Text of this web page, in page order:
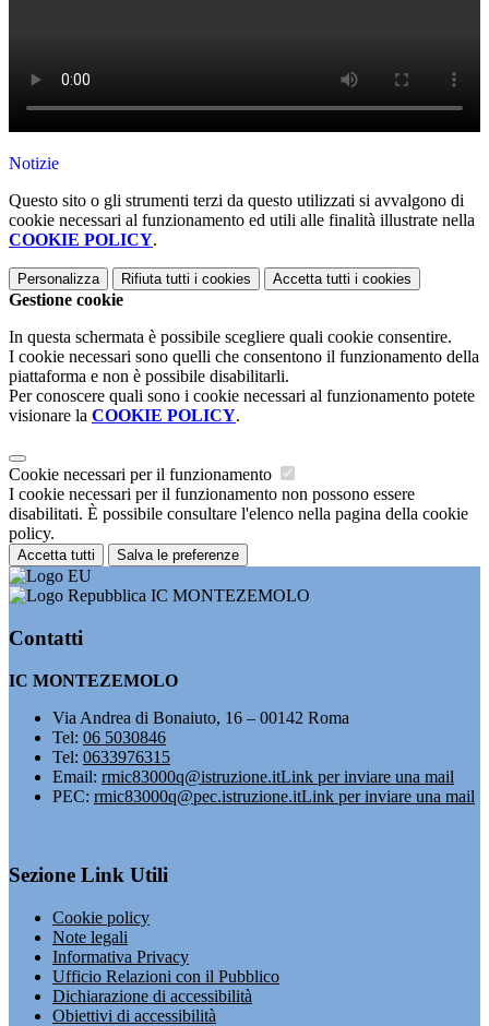
Notizie
Questo sito o gli strumenti terzi da questo utilizzati si avvalgono di
cookie necessari al funzionamento ed utili alle finalità illustrate nella
COOKIE POLICY.
Personalizza Rifiuta tutti i cookies Accetta tutti i cookies
Gestione cookie
In questa schermata è possibile scegliere quali cookie consentire.
I cookie necessari sono quelli che consentono il funzionamento della
piattaforma e non è possibile disabilitarli.
Per conoscere quali sono i cookie necessari al funzionamento potete
visionare la COOKIE POLICY.
Cookie necessari per il funzionamento
I cookie necessari per il funzionamento non possono essere
disabilitati. È possibile consultare l'elenco nella pagina della cookie
policy.
Accetta tutti Salva le preferenze
IC MONTEZEMOLO
Contatti
IC MONTEZEMOLO
Via Andrea di Bonaiuto, 16 – 00142 Roma
Tel: 06 5030846
Tel: 0633976315
Email: rmic83000q@istruzione.itLink per inviare una mail
PEC: rmic83000q@pec.istruzione.itLink per inviare una mail
Sezione Link Utili
Cookie policy
Note legali
Informativa Privacy
Ufficio Relazioni con il Pubblico
Dichiarazione di accessibilità
Obiettivi di accessibilità